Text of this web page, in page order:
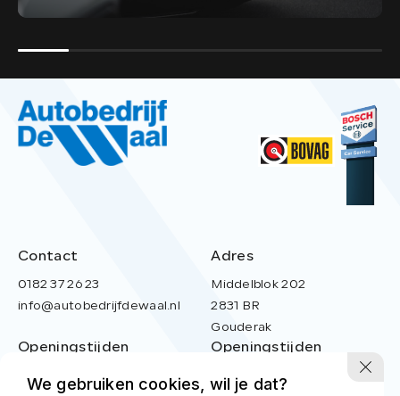
E). De kosten hiervan zijn in de prijs inbegrepen.
Contact
0182 37 26 23
info@autobedrijfdewaal.nl
Adres
Middelblok 202
2831 BR
Gouderak
Openingstijden
Openingstijden
We gebruiken cookies, wil je dat?